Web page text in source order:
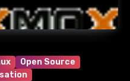
Open Source